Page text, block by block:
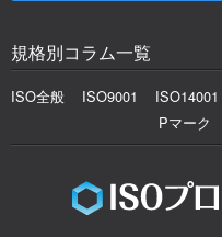
規格別コラム一覧
ISO全般 ISO9001 ISO14001
Pマーク